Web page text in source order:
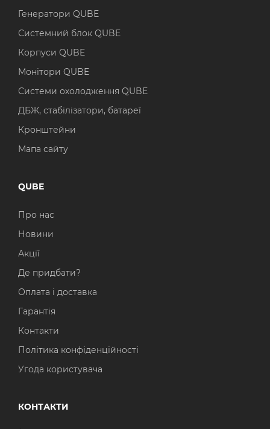
Генератори QUBE
Системний блок QUBE
Корпуси QUBE
Монітори QUBE
Системи охолодження QUBE
ДБЖ, стабілізатори, батареї
Кронштейни
Мапа сайту
QUBE
Про нас
Новини
Акції
Де придбати?
Оплата і доставка
Гарантія
Контакти
Політика конфіденційності
Угода користувача
КОНТАКТИ